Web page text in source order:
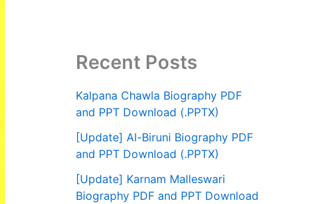
Recent Posts
Kalpana Chawla Biography PDF
and PPT Download (.PPTX)
[Update] Al-Biruni Biography PDF
and PPT Download (.PPTX)
[Update] Karnam Malleswari
Biography PDF and PPT Download